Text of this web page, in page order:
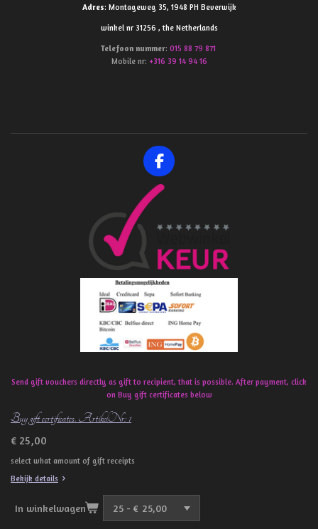
Adres: Montageweg 35, 1948 PH Beverwijk
winkel nr 31256 , the Netherlands
Telefoon nummer: 015 88 79 871
Mobile nr: +316 39 14 94 16
F
a
c
b
o
k
Send gift vouchers directly as gift to recipient, that is possible. After payment, click
on Buy gift certificates below
Buy gift certificates. ArtikelNr: 1
€ 25,00
select what amount of gift receipts
Bekijk details
In winkelwagen